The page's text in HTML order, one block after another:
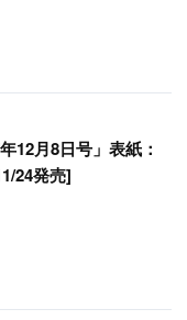
12月8日号」表紙：
24発売]